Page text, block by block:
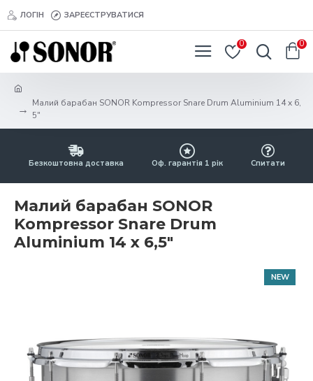
ЛОГІН ЗАРЕЄСТРУВАТИСЯ
0 0
Малий барабан SONOR Kompressor Snare Drum Aluminium 14 x 6,
5"
Безкоштовна доставка Оф. гарантія 1 рік Спитати
Малий барабан SONOR
Kompressor Snare Drum
Aluminium 14 x 6,5"
NEW